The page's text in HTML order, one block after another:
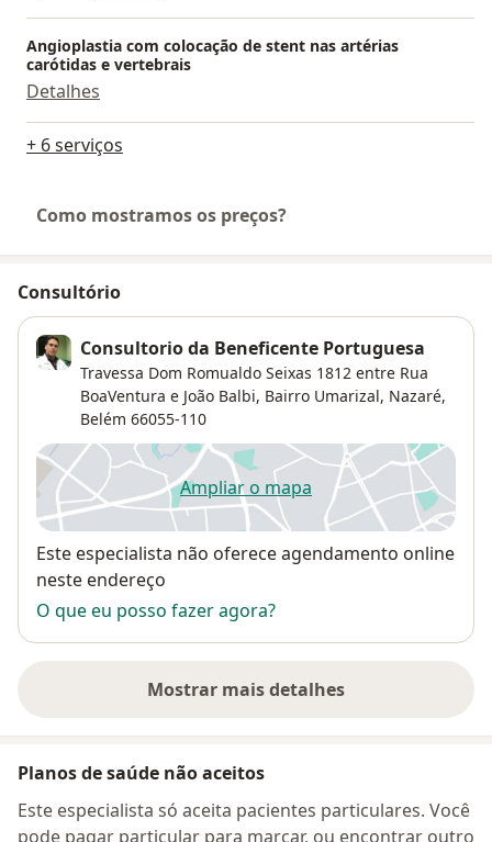
Angioplastia com colocação de stent nas artérias
carótidas e vertebrais
Detalhes
+ 6 serviços
Como mostramos os preços?
Consultório
Consultorio da Beneficente Portuguesa
Travessa Dom Romualdo Seixas 1812 entre Rua
BoaVentura e João Balbi, Bairro Umarizal, Nazaré,
Belém 66055-110
Ampliar o mapaabre num novo separador
Disponibilidade
Este especialista não oferece agendamento online
neste endereço
O que eu posso fazer agora?
Mostrar mais detalhes
sobre o endereço
Planos de saúde não aceitos
Este especialista só aceita pacientes particulares. Você
pode pagar particular para marcar, ou encontrar outro